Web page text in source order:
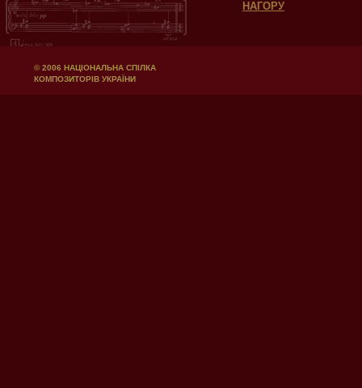
НАГОРУ
© 2006 НАЦІОНАЛЬНА СПІЛКА
КОМПОЗИТОРІВ УКРАЇНИ